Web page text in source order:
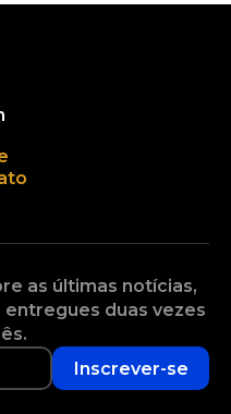
as últimas notícias,
duas vezes
Inscrever-se